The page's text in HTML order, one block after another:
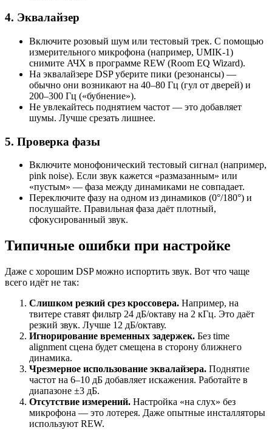
4. Эквалайзер
Включите розовый шум или тестовый трек. С помощью
измерительного микрофона (например, UMIK-1)
снимите АЧХ в программе REW (Room EQ Wizard).
На эквалайзере DSP уберите пики (резонансы) —
обычно они возникают на 40–80 Гц (гул от дверей) и
200–300 Гц («бубнение»).
Не увлекайтесь поднятием частот — это добавляет
шумы. Лучше срезать лишнее.
5. Проверка фазы
Включите монофонический тестовый сигнал (например,
pink noise). Если звук кажется «размазанным» или
«пустым» — фаза между динамиками не совпадает.
Переключите фазу на одном из динамиков (0°/180°) и
послушайте. Правильная фаза даёт плотный,
сфокусированный звук.
Типичные ошибки при настройке
Даже с хорошим DSP можно испортить звук. Вот что чаще
всего идёт не так:
Слишком резкий срез кроссовера. Например, на
твитере ставят фильтр 24 дБ/октаву на 2 кГц. Это даёт
резкий звук. Лучше 12 дБ/октаву.
Игнорирование временных задержек. Без time
alignment сцена будет смещена в сторону ближнего
динамика.
Чрезмерное использование эквалайзера. Поднятие
частот на 6–10 дБ добавляет искажения. Работайте в
диапазоне ±3 дБ.
Отсутствие измерений. Настройка «на слух» без
микрофона — это лотерея. Даже опытные инсталляторы
используют REW.